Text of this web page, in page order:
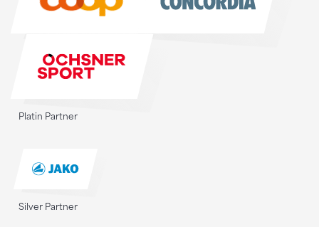
Platin Partner
Silver Partner